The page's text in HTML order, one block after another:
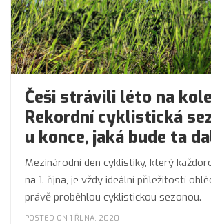
Češi strávili léto na
Rekordní cyklistická
u konce, jaká bude ta
Mezinárodní den cyklistiky, který
na 1. října, je vždy ideální příležitostí
právě proběhlou cyklistickou sezonou.
POSTED ON 1 ŘÍJNA, 2020